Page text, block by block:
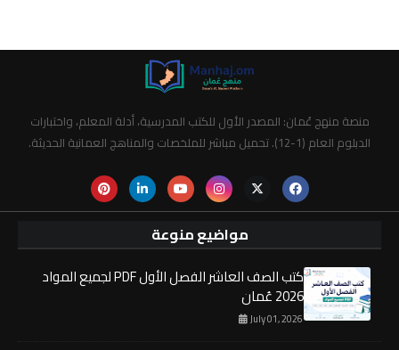
منصة منهج عُمان: المصدر الأول للكتب المدرسية، أدلة المعلم، واختبارات
الدبلوم العام (1-12). تحميل مباشر للملخصات والمناهج العمانية الحديثة.
مواضيع منوعة
كتب الصف العاشر الفصل الأول PDF لجميع المواد
2026 عُمان
July 01, 2026